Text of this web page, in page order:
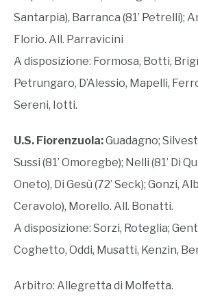
Santarpia), Barranca (81’ Petrelli);
Florio. All. Parravicini
A disposizione: Formosa, Botti,
Petrungaro, D’Alessio, Mapelli,
Sereni, Iotti.
U.S. Fiorenzuola:Guadagno;
Sussi (81’ Omoregbe); Nelli (81’ Di
Oneto), Di Gesù (72’ Seck); Gonzi,
Ceravolo), Morello. All. Bonatti.
A disposizione: Sorzi, Roteglia;
Coghetto, Oddi, Musatti, Kenzin,
Arbitro: Allegretta di Molfetta.